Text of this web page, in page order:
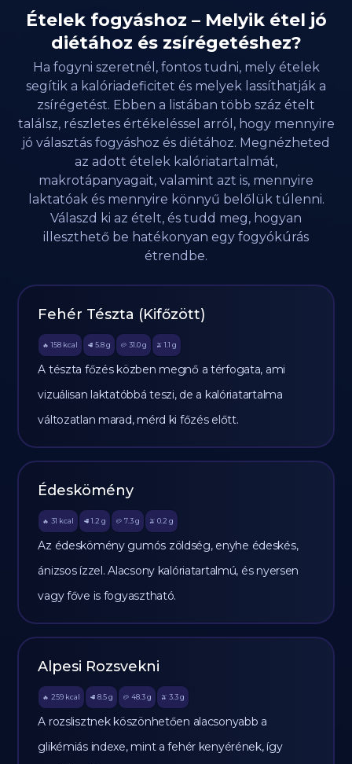
Ételek fogyáshoz – Melyik étel jó
diétához és zsírégetéshez?
Ha fogyni szeretnél, fontos tudni, mely ételek
segítik a kalóriadeficitet és melyek lassíthatják a
zsírégetést. Ebben a listában több száz ételt
találsz, részletes értékeléssel arról, hogy mennyire
jó választás fogyáshoz és diétához. Megnézheted
az adott ételek kalóriatartalmát,
makrotápanyagait, valamint azt is, mennyire
laktatóak és mennyire könnyű belőlük túlenni.
Válaszd ki az ételt, és tudd meg, hogyan
illeszthető be hatékonyan egy fogyókúrás
étrendbe.
Fehér Tészta (Kifőzött)
🔥 158 kcal 🥩 5.8 g 🥔 31.0g 🫒 1.1 g
A tészta főzés közben megnő a térfogata, ami
vizuálisan laktatóbbá teszi, de a kalóriatartalma
változatlan marad, mérd ki főzés előtt.
Édeskömény
🔥 31 kcal 🥩 1.2 g 🥔 7.3g 🫒 0.2 g
Az édeskömény gumós zöldség, enyhe édeskés,
ánizsos ízzel. Alacsony kalóriatartalmú, és nyersen
vagy főve is fogyasztható.
Alpesi Rozsvekni
🔥 259 kcal 🥩 8.5 g 🥔 48.3g 🫒 3.3 g
A rozslisztnek köszönhetően alacsonyabb a
glikémiás indexe, mint a fehér kenyérének, így